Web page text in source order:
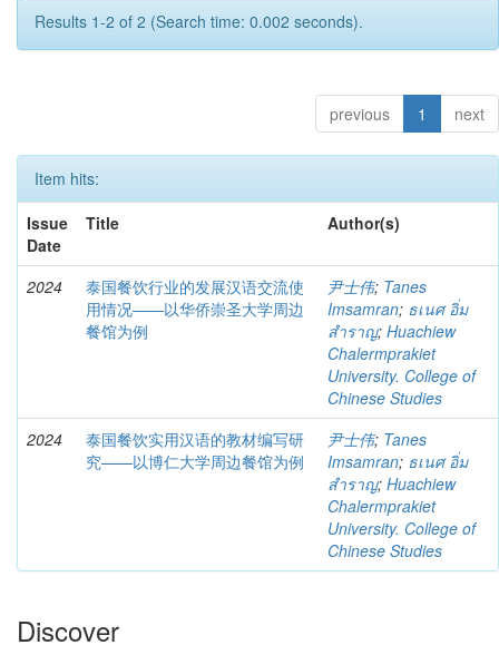
Results 1-2 of 2 (Search time: 0.002 seconds).
previous 1 next
Item hits:
Issue
Date
Title Author(s)
2024
泰国餐饮行业的发展汉语交流使
用情况——以华侨崇圣大学周边
餐馆为例
尹士伟; Tanes
Imsamran; ธเนศ อิ่ม
สำราญ; Huachiew
Chalermprakiet
University. College of
Chinese Studies
2024
泰国餐饮实用汉语的教材编写研
究——以博仁大学周边餐馆为例
尹士伟; Tanes
Imsamran; ธเนศ อิ่ม
สำราญ; Huachiew
Chalermprakiet
University. College of
Chinese Studies
Discover